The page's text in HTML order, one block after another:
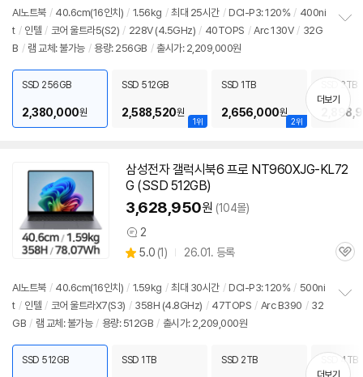
견
점
리
뷰
AI노트북 / 40.6cm(16인치) / 1.56kg / 최대 25시간 / DCI-P3: 120% / 400ni
t / 인텔 / 코어 울트라5(S2) / 228V (4.5GHz) / 40TOPS / Arc 130V / 32G
B / 램 교체: 불가능 / 용량: 256GB / 출시가: 2,209,000원
치
기
SSD 256GB
2,380,000원
1위
SSD 512GB
2,588,520원
2위
SSD 1TB
2,656,000원
SSD 2TB
더보기
삼성전자 갤럭시북6 프로 NT960XJG-KL72
G (SSD 512GB)
3,628,950원 (104몰)
상
품
견
2
별
5.0 (상
리
뷰
1) 26.01. 등록
관
AI노트북 / 40.6cm(16인치) / 1.59kg / 최대 30시간 / DCI-P3: 120% / 500ni
t / 인텔 / 코어 울트라X7(S3) / 358H (4.8GHz) / 47TOPS / Arc B390 / 32
GB / 램 교체: 불가능 / 용량: 512GB / 출시가: 2,209,000원
치
기
SSD 512GB SSD 1TB SSD 2TB SSD 4TB
더보기